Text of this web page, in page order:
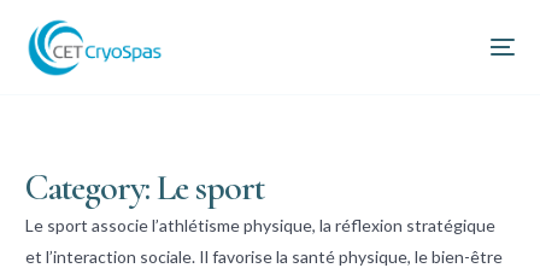
Category: Le sport
Le sport associe l’athlétisme physique, la réflexion stratégique
et l’interaction sociale. Il favorise la santé physique, le bien-être